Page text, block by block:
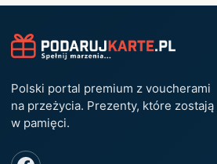
Polski portal premium z voucherami
na przeżycia. Prezenty, które zostają
w pamięci.